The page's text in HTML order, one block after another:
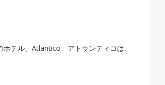
ホテル、Atlantico アトランティコは、